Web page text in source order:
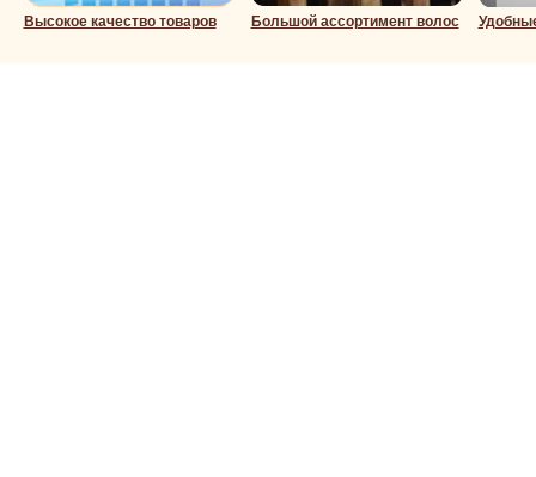
Высокое качество товаров Большой ассортимент волос